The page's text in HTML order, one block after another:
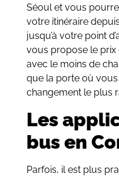
Séoul et vous
votre itinéraire
jusqu’à votre point
vous propose le prix
avec le moins de
que la porte où
changement le plus
Les
bus en
Parfois, il est plus